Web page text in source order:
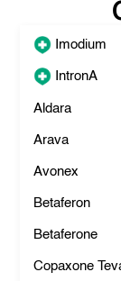
Imodium
IntronA
Aldara
Arava
Avonex
Betaferon
Betaferone
Copaxone